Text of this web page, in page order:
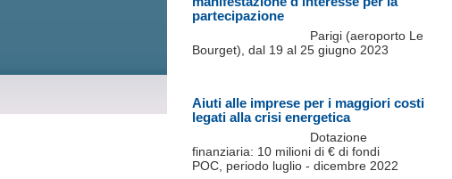
partecipazione
Parigi (aeroporto Le
Bourget), dal 19 al 25 giugno 2023
Aiuti alle imprese per i maggiori costi
legati alla crisi energetica
Dotazione
finanziaria: 10 milioni di € di fondi
POC, periodo luglio - dicembre 2022